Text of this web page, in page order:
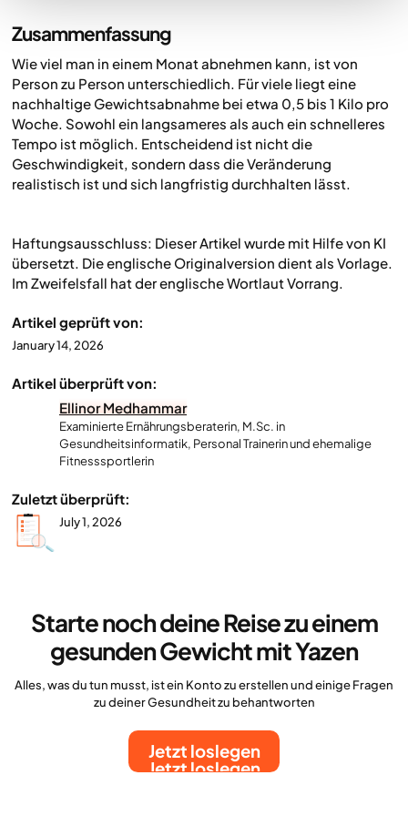
Zusammenfassung
Wie viel man in einem Monat abnehmen kann, ist von
Person zu Person unterschiedlich. Für viele liegt eine
nachhaltige Gewichtsabnahme bei etwa 0,5 bis 1 Kilo pro
Woche. Sowohl ein langsameres als auch ein schnelleres
Tempo ist möglich. Entscheidend ist nicht die
Geschwindigkeit, sondern dass die Veränderung
realistisch ist und sich langfristig durchhalten lässt.
Haftungsausschluss: Dieser Artikel wurde mit Hilfe von KI
übersetzt. Die englische Originalversion dient als Vorlage.
Im Zweifelsfall hat der englische Wortlaut Vorrang.
Artikel geprüft von:
January 14, 2026
Artikel überprüft von:
Ellinor Medhammar
Examinierte Ernährungsberaterin, M.Sc. in
Gesundheitsinformatik, Personal Trainerin und ehemalige
Fitnesssportlerin
Zuletzt überprüft:
July 1, 2026
Starte noch deine Reise zu einem
gesunden Gewicht mit Yazen
Alles, was du tun musst, ist ein Konto zu erstellen und einige Fragen
zu deiner Gesundheit zu behantworten
Jetzt loslegen
Jetzt loslegen